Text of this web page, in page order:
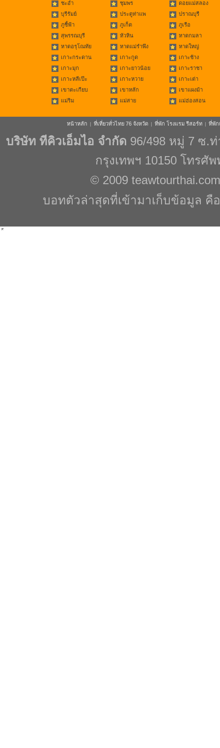
ชะอำ ชุมพร
ดอยแม่สลอง
บุรีรัมย์
ประตูท่าแพ
ปราณบุรี
ภูชี้ฟ้า
ภูเก็ต
ภูเรือ
สุพรรณบุรี
หัวหิน
หาดกมลา
หาดอรุโณทัย
หาดแม่รำพึง
หาดใหญ่
เกาะกระดาน
เกาะกูด
เกาะช้าง
เกาะมุก
เกาะยาวน้อย
เกาะราชา
เกาะหลีเป๊ะ
เกาะหวาย
เกาะเต่า
เขาตะเกียบ
เขาหลัก
เขาแผงม้า
แม่ริม
แม่สาย แม่ฮ่องสอน
หน้าหลัก | ที่เที่ยวทั่วไทย 76 จังหวัด | ที่พัก โรงแรม รีสอร์ท | ที่พัก
บริษัท ทีคิวเอ็มไอ จำกัด 96/498 หมู่ 7 ซ.
กรุงเทพฯ 10150 โทรศั
© 2009 teawtourthai.com
บอทตัวล่าสุดที่เข้ามาเก็บข้อมูล คือ